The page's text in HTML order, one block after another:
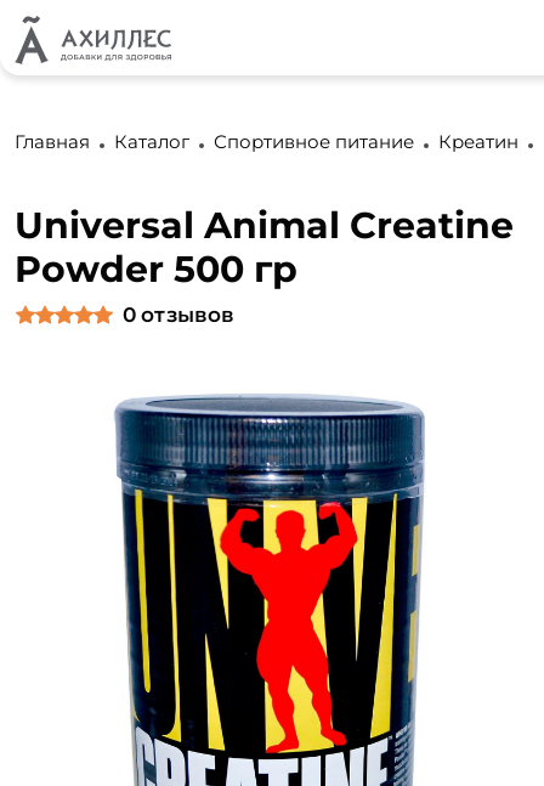
Главная Каталог Спортивное питание Креатин
Universal Animal Creatine
Powder 500 гр
0 отзывов